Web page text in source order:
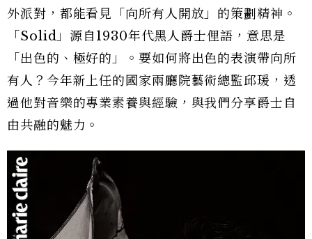
外派對，都能看見「向所有人開放」的策劃精神。
「Solid」源自1930年代黑人爵士俚語，意思是
「出色的、極好的」。要如何將出色的表演帶向所
有人？今年新上任的國家兩廳院藝術總監邱瑗，透
過他對音樂的專業素養與經驗，與我們分享爵士自
由共融的魅力。